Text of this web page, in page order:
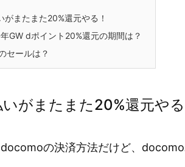
がまたまた20%還元やる！
GW dポイント20%還元の期間は？
セールは？
いがまたまた20%還元やる
docomoの決済方法だけど、